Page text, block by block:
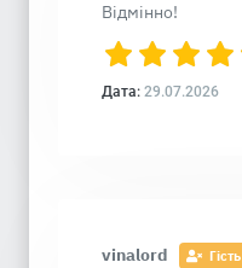
Відмінно!
Дата: 29.07.2026
vinalord Гість